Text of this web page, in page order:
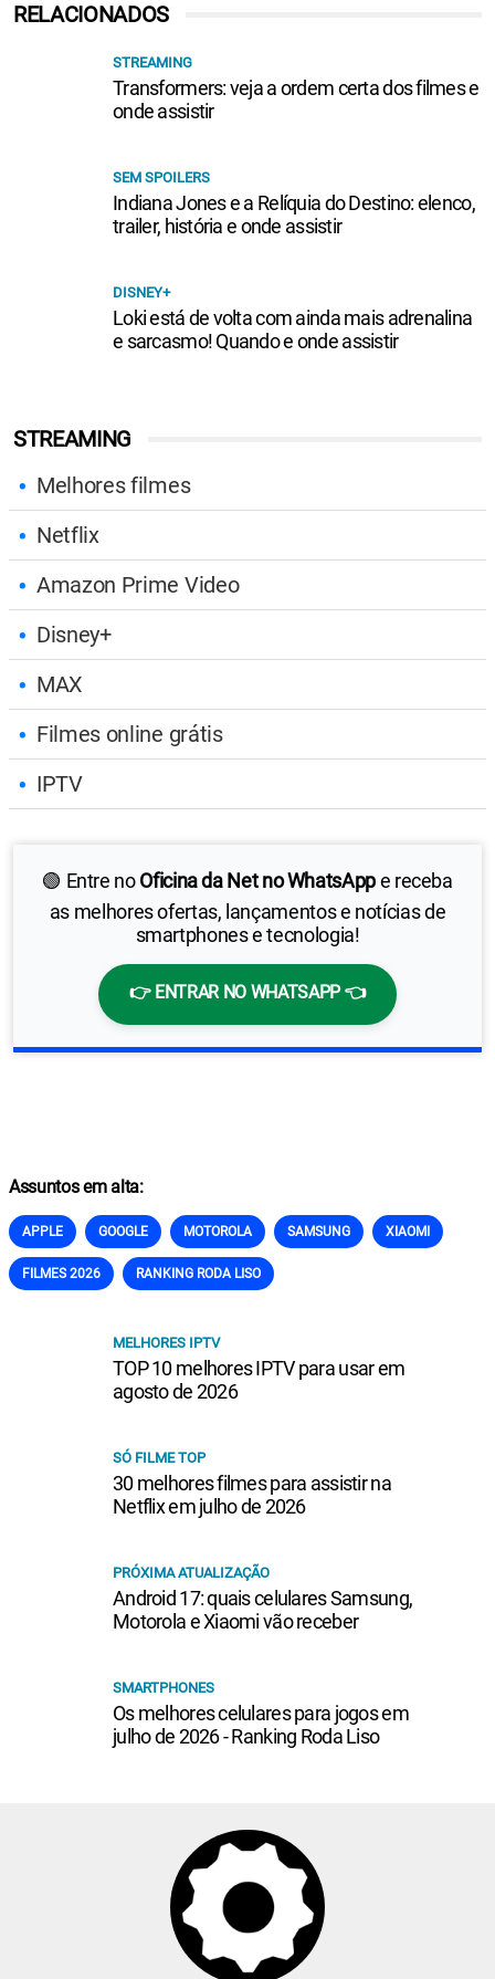
STREAMING
Melhores filmes
Netflix
Amazon Prime Video
Disney+
MAX
Filmes online grátis
IPTV
🟢 Entre noOficina da Net no WhatsAppe receba
as melhores ofertas, lançamentos e notícias de
smartphones e tecnologia!
👉 ENTRAR NO WHATSAPP 👈
RELACIONADOS
STREAMING
Transformers: veja a ordem certa dos filmes e
onde assistir
SEM SPOILERS
Indiana Jones e a Relíquia do Destino: elenco,
trailer, história e onde assistir
DISNEY+
Loki está de volta com ainda mais adrenalina
e sarcasmo! Quando e onde assistir
Assuntos em alta:
APPLE GOOGLE MOTOROLA SAMSUNG XIAOMI
FILMES 2026 RANKING RODA LISO
MELHORES IPTV
TOP 10 melhores IPTV para usar em
agosto de 2026
SÓ FILME TOP
30 melhores filmes para assistir na
Netflix em julho de 2026
PRÓXIMA ATUALIZAÇÃO
Android 17: quais celulares Samsung,
Motorola e Xiaomi vão receber
SMARTPHONES
Os melhores celulares para jogos em
julho de 2026 - Ranking Roda Liso